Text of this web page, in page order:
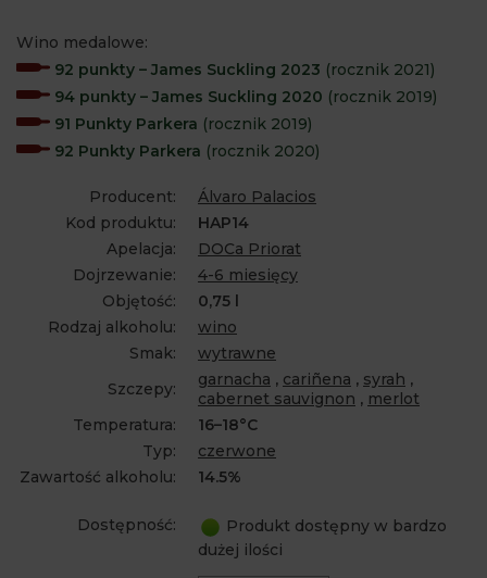
Wino medalowe:
92 punkty – James Suckling 2023 (rocznik 2021)
94 punkty – James Suckling 2020 (rocznik 2019)
91 Punkty Parkera (rocznik 2019)
92 Punkty Parkera (rocznik 2020)
Producent:
Álvaro Palacios
Kod produktu:
HAP14
Apelacja:
DOCa Priorat
Dojrzewanie:
4-6 miesięcy
Objętość:
0,75 l
Rodzaj alkoholu:
wino
Smak:
wytrawne
Szczepy:
garnacha , cariñena , syrah ,
cabernet sauvignon , merlot
Temperatura:
16–18°C
Typ:
czerwone
Zawartość alkoholu:
14.5%
Dostępność:
Produkt dostępny w bardzo
dużej ilości